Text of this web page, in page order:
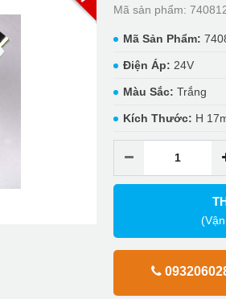
Mã sản phẩm:
Mã Sản Phẩm:
Điện Áp: 24V
Màu Sắc: Trắng
Kích Thước: H